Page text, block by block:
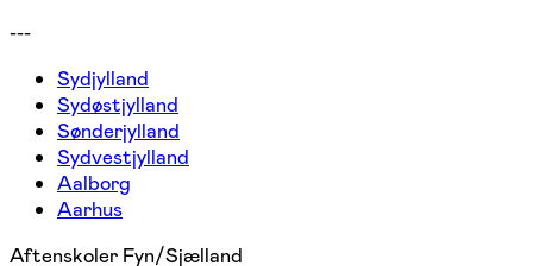
---
Sydjylland
Sydøstjylland
Sønderjylland
Sydvestjylland
Aalborg
Aarhus
Aftenskoler Fyn/Sjælland